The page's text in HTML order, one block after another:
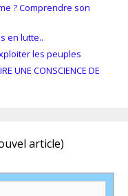
? Comprendre son
en lutte..
les peuples
UNE CONSCIENCE DE
article)